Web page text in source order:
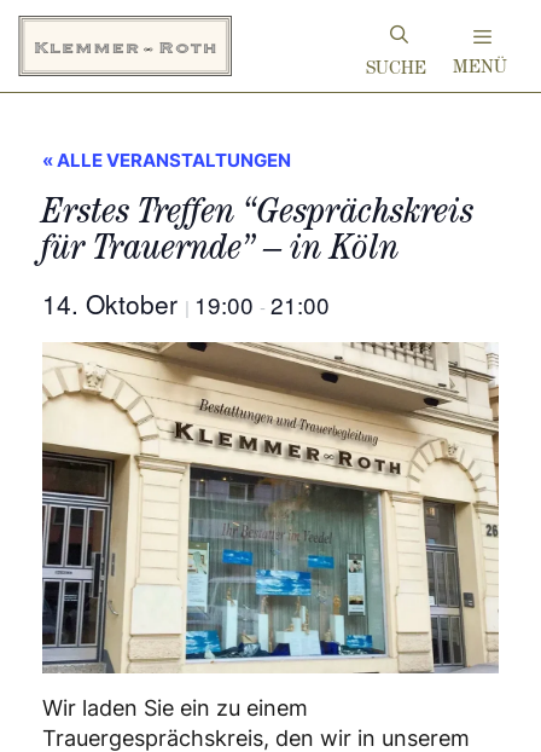
Zum
Inhalt
springen
MENÜ
« ALLE VERANSTALTUNGEN
Erstes Treffen “Gesprächskreis
für Trauernde” – in Köln
14. Oktober | 19:00 - 21:00
Wir laden Sie ein zu einem
Trauergesprächskreis, den wir in unserem